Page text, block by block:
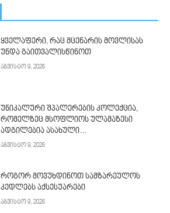
ყველაფერი, რაც მცენარის მოვლისას
უნდა გაითვალისწინოთ
აგვისტო 9, 2026
უნიკალური შპალერების კოლექცია,
რომელზეც მსოფლიოს ულამაზესი
ადგილებია ასახული…
აგვისტო 9, 2026
როგორ მოვუხდინოთ სამზარეულოს
კედლებს აქსესუარები
აგვისტო 9, 2026